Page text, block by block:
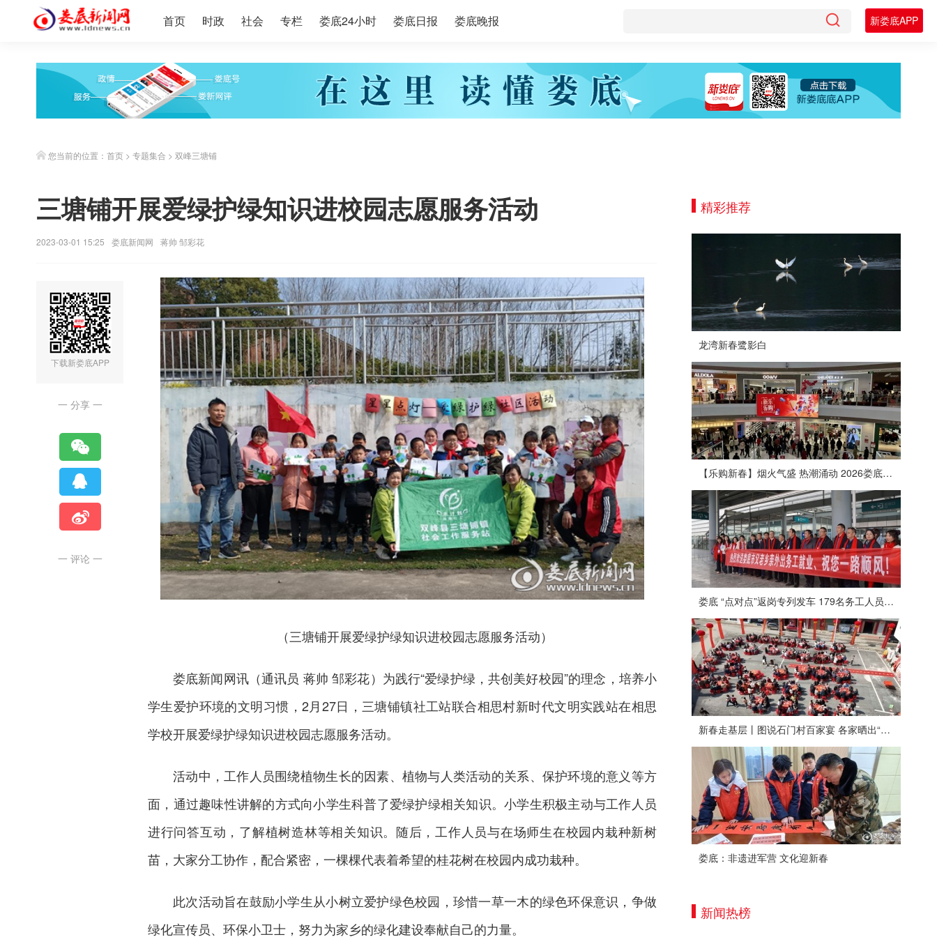
首页 时政 社会 专栏 娄底24小时 娄底日报 娄底晚报 新娄底APP
您当前的位置： 首页 > 专题集合 > 双峰三塘铺
三塘铺开展爱绿护绿知识进校园志愿服务活动
2023-03-01 15:25 娄底新闻网 蒋帅 邹彩花
下载新娄底APP
一 分享 一
一 评论 一
（三塘铺开展爱绿护绿知识进校园志愿服务活动）
娄底新闻网讯（通讯员 蒋帅 邹彩花）为践行“爱绿护绿，共创美好校园”的理念，培养小
学生爱护环境的文明习惯，2月27日，三塘铺镇社工站联合相思村新时代文明实践站在相思
学校开展爱绿护绿知识进校园志愿服务活动。
活动中，工作人员围绕植物生长的因素、植物与人类活动的关系、保护环境的意义等方
面，通过趣味性讲解的方式向小学生科普了爱绿护绿相关知识。小学生积极主动与工作人员
进行问答互动，了解植树造林等相关知识。随后，工作人员与在场师生在校园内栽种新树
苗，大家分工协作，配合紧密，一棵棵代表着希望的桂花树在校园内成功栽种。
此次活动旨在鼓励小学生从小树立爱护绿色校园，珍惜一草一木的绿色环保意识，争做
绿化宣传员、环保小卫士，努力为家乡的绿化建设奉献自己的力量。
精彩推荐
龙湾新春鹭影白
【乐购新春】烟火气盛 热潮涌动 2026娄底春节消费市场喜迎“开门红”
娄底 “点对点”返岗专列发车 179名务工人员免费赴沪
新春走基层丨图说石门村百家宴 各家晒出“拿手菜”
娄底：非遗进军营 文化迎新春
新闻热榜